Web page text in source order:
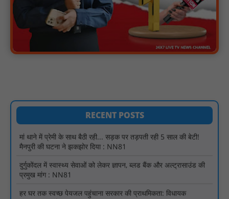
RECENT POSTS
जिला स्तरीय परामर्शदात्री एवं समीक्षा समिति की बैठक संपन्न; अनुपस्थित
बैंकर्स पर होगी अनुशासनात्मक कार्यवाही : NN81
स्वतंत्रता दिवस मुख्य समारोह आयोजन के लिए अधिकारियों को दी गई
जिम्मेदारी : NN81
मां थाने में प्रेमी के साथ बैठी रही... सड़क पर तड़पती रही 5 साल की बेटी!
मैनपुरी की घटना ने झकझोर दिया : NN81
दुर्गुकोंदल में स्वास्थ्य सेवाओं को लेकर ज्ञापन, ब्लड बैंक और अल्ट्रासाउंड की
प्रमुख मांग : NN81
ओमप्रकाश धुर्वे : NN81
नहीं तो काम नहीं" : NN81